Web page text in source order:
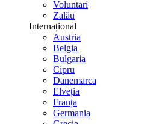
Voluntari
Zalău
Internațional
Austria
Belgia
Bulgaria
Cipru
Danemarca
Elveția
Franța
Germania